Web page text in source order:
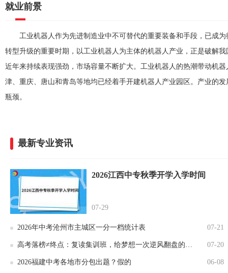
就业前景
工业机器人作为先进制造业中不可替代的重要装备和手段，已成
转型升级的重要时期，以工业机器人为主体的机器人产业，正是破解
近年来持续表现强劲，市场容量不断扩大。工业机器人的热潮带动机
津、重庆、唐山和青岛等地均已经着手开建机器人产业园区。产业的
瓶颈。
最新专业资讯
2026江西中专秋季开学入学时间
07-29
2026年中考沧州市主城区一分一档统计表 07-21
高考落榜≠终点：复读集训班，给梦想一次逆风翻盘的机会 07-20
2026福建中考各地市分包出题？假的 06-08